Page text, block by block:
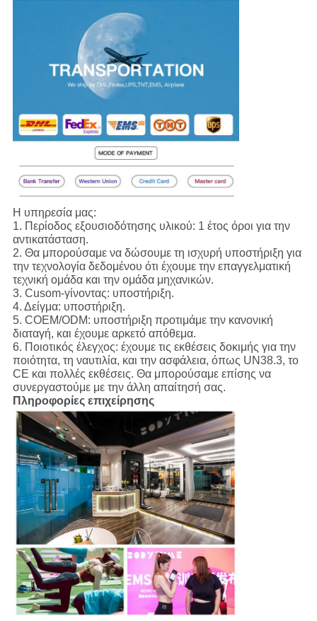
Η υπηρεσία μας:
1. Περίοδος εξουσιοδότησης υλικού: 1 έτος όροι για την
αντικατάσταση.
2. Θα μπορούσαμε να δώσουμε τη ισχυρή υποστήριξη για
την τεχνολογία δεδομένου ότι έχουμε την επαγγελματική
τεχνική ομάδα και την ομάδα μηχανικών.
3. Cusom-γίνοντας: υποστήριξη.
4. Δείγμα: υποστήριξη.
5. COEM/ODM: υποστήριξη προτιμάμε την κανονική
διαταγή, και έχουμε αρκετό απόθεμα.
6. Ποιοτικός έλεγχος: έχουμε τις εκθέσεις δοκιμής για την
ποιότητα, τη ναυτιλία, και την ασφάλεια, όπως UN38.3, το
CE και πολλές εκθέσεις. Θα μπορούσαμε επίσης να
συνεργαστούμε με την άλλη απαίτησή σας.
Πληροφορίες επιχείρησης